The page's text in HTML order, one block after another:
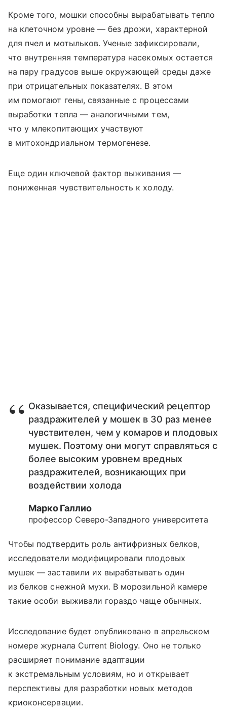
Кроме того, мошки способны вырабатывать тепло
на клеточном уровне — без дрожи, характерной
для пчел и мотыльков. Ученые зафиксировали,
что внутренняя температура насекомых остается
на пару градусов выше окружающей среды даже
при отрицательных показателях. В этом
им помогают гены, связанные с процессами
выработки тепла — аналогичными тем,
что у млекопитающих участвуют
в митохондриальном термогенезе.
Еще один ключевой фактор выживания —
пониженная чувствительность к холоду.
Оказывается, специфический рецептор
раздражителей у мошек в 30 раз менее
чувствителен, чем у комаров и плодовых
мушек. Поэтому они могут справляться с
более высоким уровнем вредных
раздражителей, возникающих при
воздействии холода
Марко Галлио
профессор Северо-Западного университета
Чтобы подтвердить роль антифризных белков,
исследователи модифицировали плодовых
мушек — заставили их вырабатывать один
из белков снежной мухи. В морозильной камере
такие особи выживали гораздо чаще обычных.
Исследование будет опубликовано в апрельском
номере журнала Current Biology. Оно не только
расширяет понимание адаптации
к экстремальным условиям, но и открывает
перспективы для разработки новых методов
криоконсервации.